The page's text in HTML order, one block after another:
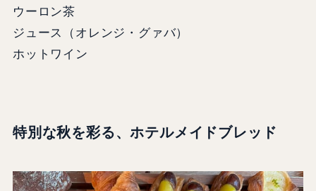
ウーロン茶
ジュース（オレンジ・グァバ）
ホットワイン
特別な秋を彩る、ホテルメイドブレッド